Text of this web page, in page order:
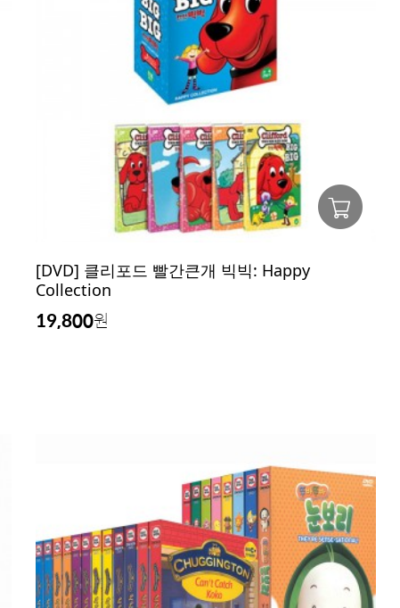
[DVD] 클리포드 빨간큰개 빅빅: Happy
Collection
19,800원